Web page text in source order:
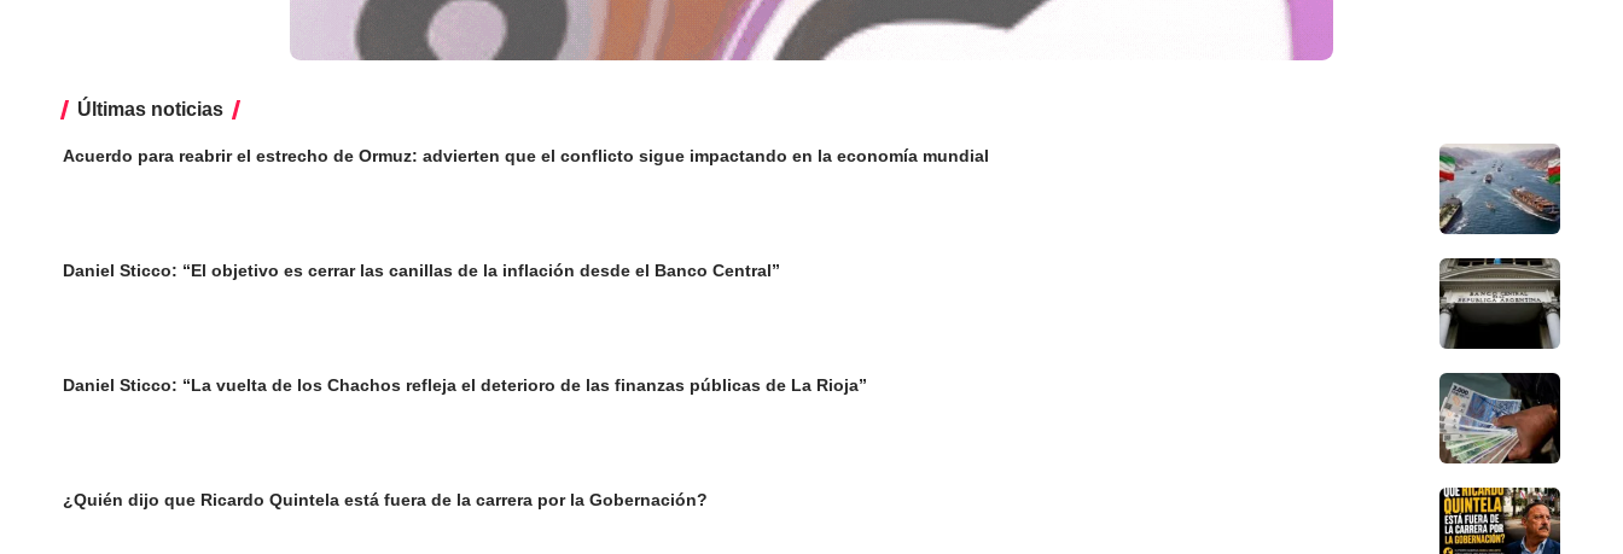
Últimas noticias
Acuerdo para reabrir el estrecho de Ormuz: advierten que el conflicto sigue impactando en la economía mundial
Daniel Sticco: “El objetivo es cerrar las canillas de la inflación desde el Banco Central”
Daniel Sticco: “La vuelta de los Chachos refleja el deterioro de las finanzas públicas de La Rioja”
¿Quién dijo que Ricardo Quintela está fuera de la carrera por la Gobernación?